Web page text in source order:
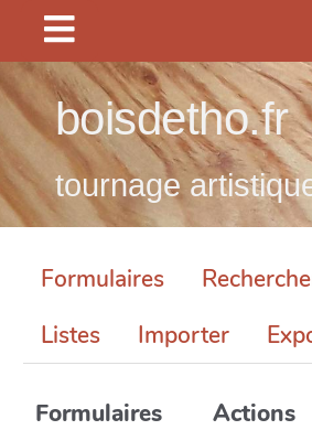
boisdetho.fr
tournage
Formulaires
Listes
Importer
Formulaires
Actions